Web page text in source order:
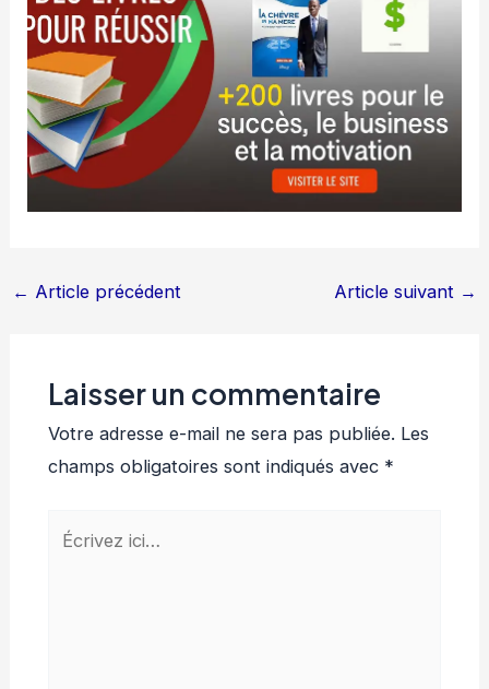
← Article précédent Article suivant →
Laisser un commentaire
Votre adresse e-mail ne sera pas publiée. Les
champs obligatoires sont indiqués avec *
Écrivez